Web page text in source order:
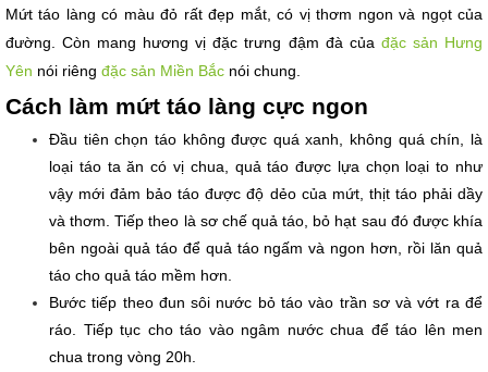
Mứt táo làng có màu đỏ rất đẹp mắt, có vị thơm ngon và ngọt của
đường. Còn mang hương vị đặc trưng đậm đà của đặc sản Hưng
Yên nói riêng đặc sản Miền Bắc nói chung.
Cách làm mứt táo làng cực ngon
Đầu tiên chọn táo không được quá xanh, không quá chín, là
loại táo ta ăn có vị chua, quả táo được lựa chọn loại to như
vậy mới đảm bảo táo được độ dẻo của mứt, thịt táo phải dầy
và thơm. Tiếp theo là sơ chế quả táo, bỏ hạt sau đó được khía
bên ngoài quả táo để quả táo ngấm và ngon hơn, rồi lăn quả
táo cho quả táo mềm hơn.
Bước tiếp theo đun sôi nước bỏ táo vào trần sơ và vớt ra để
ráo. Tiếp tục cho táo vào ngâm nước chua để táo lên men
chua trong vòng 20h.